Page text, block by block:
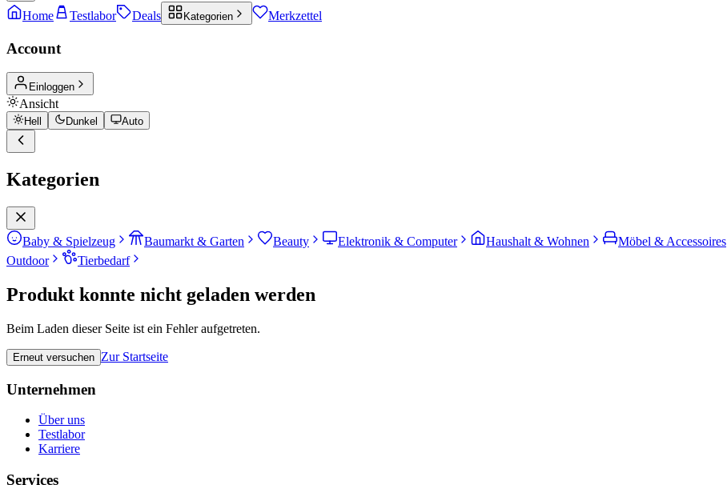
Home Testlabor Deals Kategorien Merkzettel
Account
Einloggen
Ansicht
Hell Dunkel Auto
Kategorien
Baby & Spielzeug Baumarkt & Garten Beauty Elektronik & Computer Haushalt & Wohnen Möbel & Accessoires
Outdoor
Tierbedarf
Produkt konnte nicht geladen werden
Beim Laden dieser Seite ist ein Fehler aufgetreten.
Erneut versuchen Zur Startseite
Unternehmen
Über uns
Testlabor
Karriere
Services